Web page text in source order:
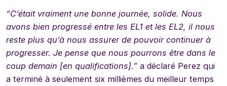
“C’était vraiment une bonne journée, solide. Nous
avons bien progressé entre les EL1 et les EL2, il nous
reste plus qu’à nous assurer de pouvoir continuer à
progresser. Je pense que nous pourrons être dans le
coup demain [en qualifications].” a déclaré Perez qui
a terminé à seulement six millièmes du meilleur temps